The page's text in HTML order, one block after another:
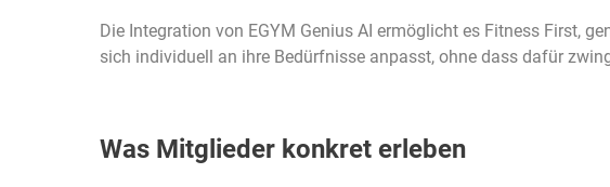
Die Integration von EGYM Genius AI ermöglicht es Fitness First,
sich individuell an ihre Bedürfnisse anpasst, ohne dass dafür
Was Mitglieder konkret erleben